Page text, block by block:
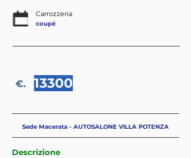
Carrozzeria
coupé
€. 13300
Sede Macerata - AUTOSALONE VILLA POTENZA
Descrizione